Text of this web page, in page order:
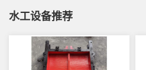
水工设备推荐